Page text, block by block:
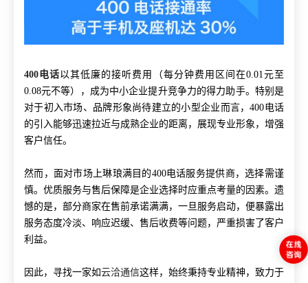
400电话以其低廉的接听费用（每分钟费用区间在0.01元至
0.08元不等），成为中小企业提升竞争力的得力助手。特别是
对于初入市场、品牌形象尚待建立的小型企业而言，400电话
的引入能够迅速拉近与成熟企业的距离，展现专业形象，增强
客户信任。
然而，面对市场上琳琅满目的400电话服务提供商，选择需谨
慎。优质服务与售后保障是企业选择时应重点考量的因素。遗
憾的是，部分商家在售前承诺满满，一旦服务启动，便暴露出
服务态度冷淡、响应迟缓、售后收费等问题，严重损害了客户
利益。
因此，寻找一家如云洽通信这样，始终秉持专业精神，致力于